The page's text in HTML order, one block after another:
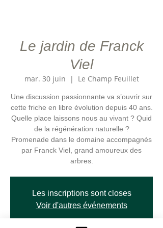
Le jardin de Franck
Viel
mar. 30 juin
  |
Le Champ Feuillet
Une discussion passionnante va s’ouvrir sur
cette friche en libre évolution depuis 40 ans.
Quelle place laissons nous au vivant ? Quid
de la régénération naturelle ?
Promenade dans le domaine accompagnés
par Franck Viel, grand amoureux des
arbres.
Les inscriptions sont closes
Voir d'autres événements